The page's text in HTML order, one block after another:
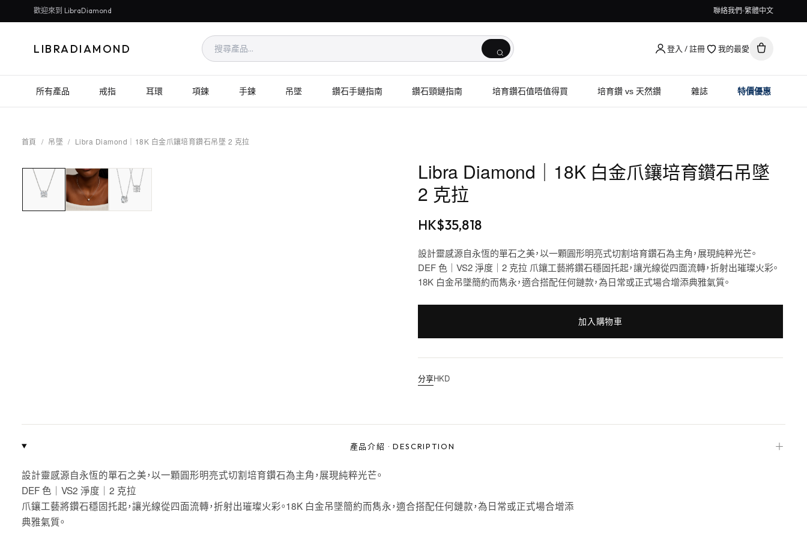
歡迎來到 LibraDiamond 聯絡我們 繁體中文
LIBRADIAMOND 登入 / 註冊 我的最愛
所有產品 戒指 耳環 項鍊 手鍊 吊墜 鑽石手鏈指南 鑽石頸鏈指南 培育鑽石值唔值得買 培育鑽 vs 天然鑽 雜誌 特價優惠
首頁 / 吊墜 / Libra Diamond｜18K 白金爪鑲培育鑽石吊墜 2 克拉
Libra Diamond｜18K 白金爪鑲培育鑽石吊墜
2 克拉
HK$35,818
設計靈感源自永恆的單石之美，以一顆圓形明亮式切割培育鑽石為主角，展現純粹光芒。
DEF 色｜VS2 淨度｜2 克拉 爪鑲工藝將鑽石穩固托起，讓光線從四面流轉，折射出璀璨火彩。
18K 白金吊墜簡約而雋永，適合搭配任何鏈款，為日常或正式場合增添典雅氣質。
加入購物車
分享HKD
產品介紹 ·DESCRIPTION ＋
設計靈感源自永恆的單石之美，以一顆圓形明亮式切割培育鑽石為主角，展現純粹光芒。
DEF 色｜VS2 淨度｜2 克拉
爪鑲工藝將鑽石穩固托起，讓光線從四面流轉，折射出璀璨火彩。18K 白金吊墜簡約而雋永，適合搭配任何鏈款，為日常或正式場合增添
典雅氣質。